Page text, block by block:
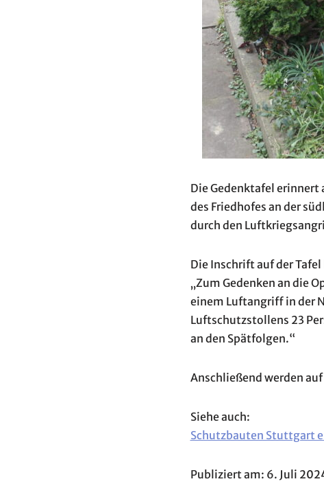
Die Gedenktafel erinnert
des Friedhofes an der
durch den
Die Inschrift auf der
„Zum Gedenken an die
einem Luftangriff in der
Luftschutzstollens 23
an den Spätfolgen.“
Anschließend werden
Siehe auch:
Schutzbauten Stuttgart
Publiziert am: 6. Juli